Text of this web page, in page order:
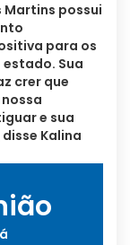
Martins possui
para os
Sua
crer que
e sua
Kalina